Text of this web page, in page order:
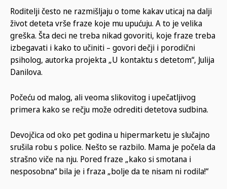
Roditelji često ne razmišljaju o tome kakav uticaj na dalji
život deteta vrše fraze koje mu upućuju. A to je velika
greška. Šta deci ne treba nikad govoriti, koje fraze treba
izbegavati i kako to učiniti – govori dečji i porodični
psiholog, autorka projekta „U kontaktu s detetom“, Julija
Danilova.
Počeću od malog, ali veoma slikovitog i upečatljivog
primera kako se rečju može odrediti detetova sudbina.
Devojčica od oko pet godina u hipermarketu je slučajno
srušila robu s police. Nešto se razbilo. Mama je počela da
strašno viče na nju. Pored fraze „kako si smotana i
nesposobna“ bila je i fraza „bolje da te nisam ni rodila!“